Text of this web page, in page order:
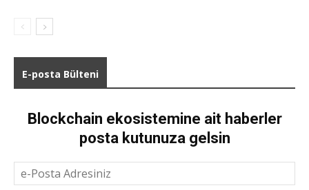
E-posta Bülteni
Blockchain ekosistemine ait haberler
posta kutunuza gelsin